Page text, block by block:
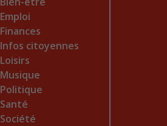
Emploi
Finances
Infos citoyennes
Loisirs
Musique
Politique
Santé
Société